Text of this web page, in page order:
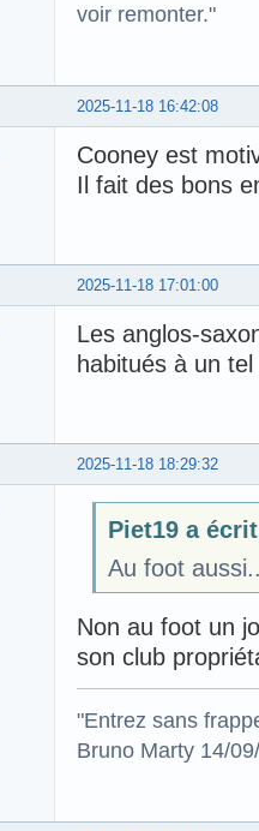
voir remonter."
2025-11-18 16:42:08
Cooney est
Il fait des bons
2025-11-18 17:01:00
Les anglos-
habitués à un
2025-11-18 18:29:32
Piet19 a
Au foot
Non au foot un
son club
"Entrez sans
Bruno Marty 14/